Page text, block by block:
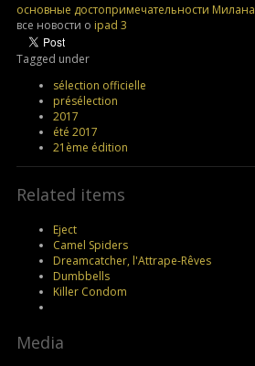
основные достопримечательности Милана
все новости о ipad 3
Tagged under
sélection officielle
présélection
2017
été 2017
21ème édition
Related items
Eject
Camel Spiders
Dreamcatcher, l'Attrape-Rêves
Dumbbells
Killer Condom
Media